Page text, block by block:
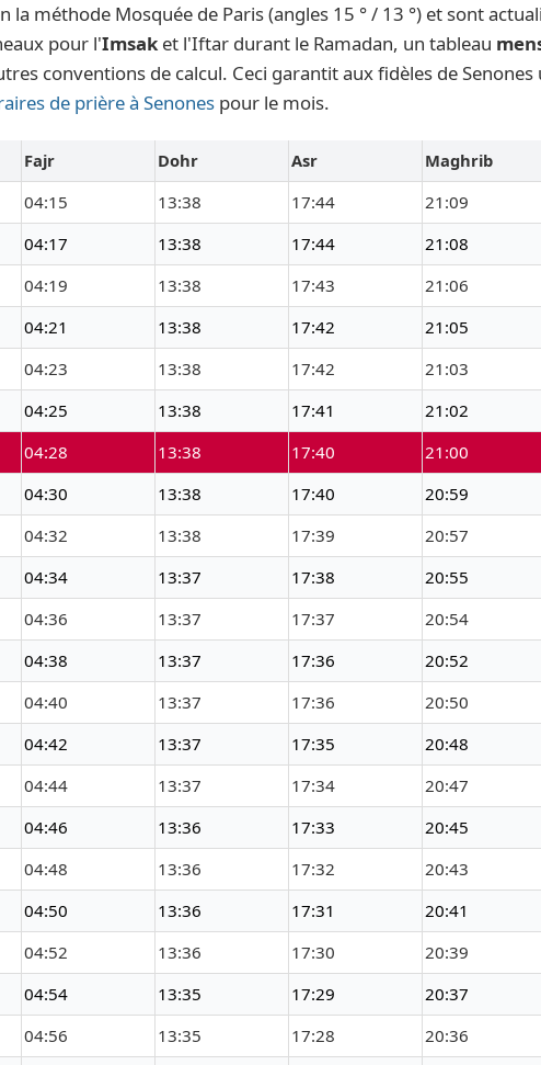
la méthode Mosquée de Paris (angles 15 ° / 13 °) et sont
pour l'Imsak et l'Iftar durant le Ramadan, un tableau
conventions de calcul. Ceci garantit aux fidèles de
de prière à Senones pour le mois.
Fajr Dohr Asr Maghrib
04:15 13:38 17:44 21:09
04:17 13:38 17:44 21:08
04:19 13:38 17:43 21:06
04:21 13:38 17:42 21:05
04:23 13:38 17:42 21:03
04:25 13:38 17:41 21:02
04:28 13:38 17:40 21:00
04:30 13:38 17:40 20:59
04:32 13:38 17:39 20:57
04:34 13:37 17:38 20:55
04:36 13:37 17:37 20:54
04:38 13:37 17:36 20:52
04:40 13:37 17:36 20:50
04:42 13:37 17:35 20:48
04:44 13:37 17:34 20:47
04:46 13:36 17:33 20:45
04:48 13:36 17:32 20:43
04:50 13:36 17:31 20:41
04:52 13:36 17:30 20:39
04:54 13:35 17:29 20:37
04:56 13:35 17:28 20:36